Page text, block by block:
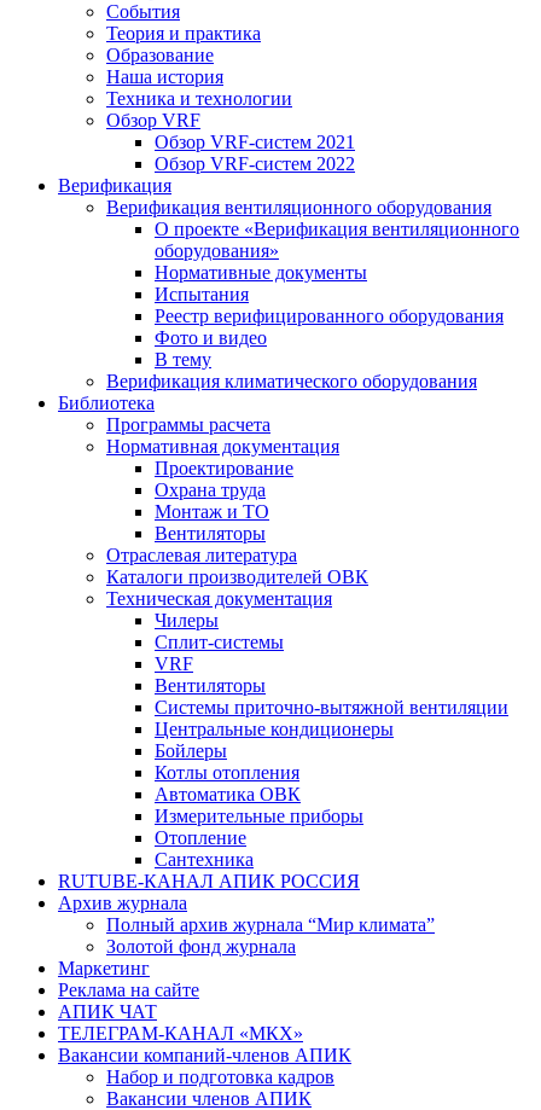
События
Теория и практика
Образование
Наша история
Техника и технологии
Обзор VRF
Обзор VRF-систем 2021
Обзор VRF-систем 2022
Верификация
Верификация вентиляционного оборудования
О проекте «Верификация вентиляционного
оборудования»
Нормативные документы
Испытания
Реестр верифицированного оборудования
Фото и видео
В тему
Верификация климатического оборудования
Библиотека
Программы расчета
Нормативная документация
Проектирование
Охрана труда
Монтаж и ТО
Вентиляторы
Отраслевая литература
Каталоги производителей ОВК
Техническая документация
Чилеры
Сплит-системы
VRF
Вентиляторы
Системы приточно-вытяжной вентиляции
Центральные кондиционеры
Бойлеры
Котлы отопления
Автоматика ОВК
Измерительные приборы
Отопление
Сантехника
RUTUBE-КАНАЛ АПИК РОССИЯ
Архив журнала
Полный архив журнала “Мир климата”
Золотой фонд журнала
Маркетинг
Реклама на сайте
АПИК ЧАТ
ТЕЛЕГРАМ-КАНАЛ «МКХ»
Вакансии компаний-членов АПИК
Набор и подготовка кадров
Вакансии членов АПИК